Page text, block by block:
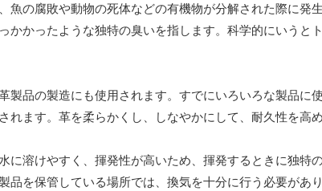
魚の腐敗や動物の死体などの有機物が分解された際に
かかったような独特の臭いを指します。科学的にいうと
製品の製造にも使用されます。すでにいろいろな製品
れます。革を柔らかくし、しなやかにして、耐久性を高
に溶けやすく、揮発性が高いため、揮発するときに独
品を保管している場所では、換気を十分に行う必要があり